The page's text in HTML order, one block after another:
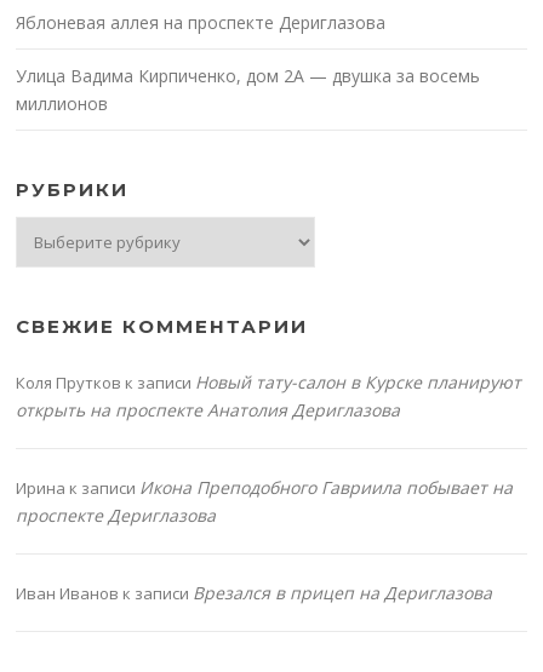
Яблоневая аллея на проспекте Дериглазова
Улица Вадима Кирпиченко, дом 2А — двушка за восемь
миллионов
РУБРИКИ
СВЕЖИЕ КОММЕНТАРИИ
Коля Прутков к записи Новый тату-салон в Курске планируют
открыть на проспекте Анатолия Дериглазова
Ирина к записи Икона Преподобного Гавриила побывает на
проспекте Дериглазова
Иван Иванов к записи Врезался в прицеп на Дериглазова